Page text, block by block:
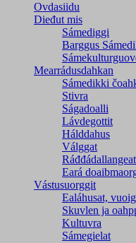
Ovdasiidu
Dieđut mis
Sámediggi
Barggus
Mearrádusdahkan
Sámedikki
Stivra
Ságadoalli
Lávdegottit
Hálddahus
Válggat
Eará
Vástusuorggit
Ealáhusat,
Skuvlen ja
Kultuvra
Sámegielat